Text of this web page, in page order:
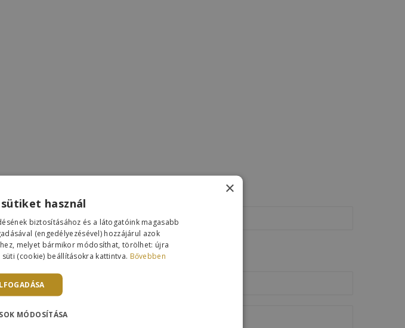
×
használ
biztosításához és a látogatóink magasabb
(engedélyezésével) hozzájárul azok
melyet bármikor módosíthat, törölhet: újra
(cookie) beállításokra kattintva. Bővebben
MÓDOSÍTÁSA